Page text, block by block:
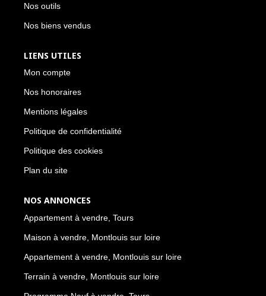
Nos outils
Nos biens vendus
LIENS UTILES
Mon compte
Nos honoraires
Mentions légales
Politique de confidentialité
Politique des cookies
Plan du site
NOS ANNONCES
Appartement à vendre, Tours
Maison à vendre, Montlouis sur loire
Appartement à vendre, Montlouis sur loire
Terrain à vendre, Montlouis sur loire